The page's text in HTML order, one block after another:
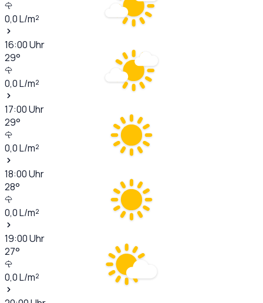
0,0L/m²
16:00Uhr
29°
0,0L/m²
17:00Uhr
29°
0,0L/m²
18:00Uhr
28°
0,0L/m²
19:00Uhr
27°
0,0L/m²